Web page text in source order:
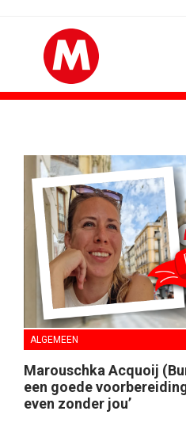
ALGEMEEN
Marouschka Acquoij
een goede
even zonder jou’